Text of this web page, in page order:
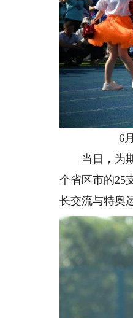
6月27日
当日，为期
个省区市的25
长交流与特奥